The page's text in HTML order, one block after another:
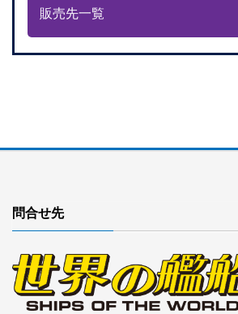
販売先一覧
問合せ先